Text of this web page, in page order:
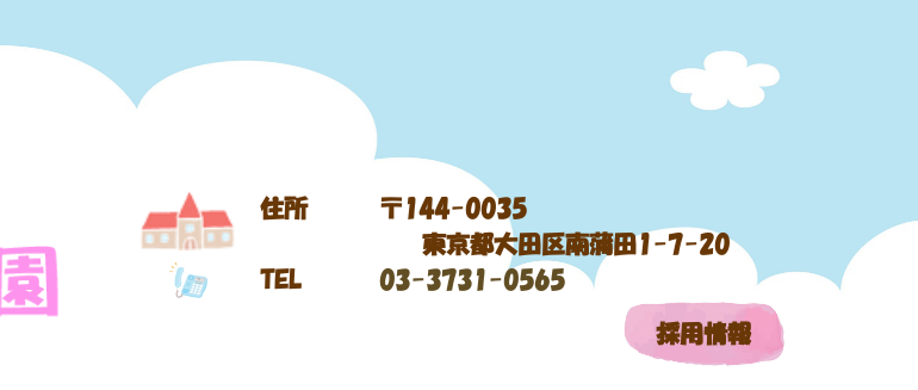
住所
〒144-0035
東京都大田区南蒲田1-7-20
TEL
03-3731-0565
採用情報